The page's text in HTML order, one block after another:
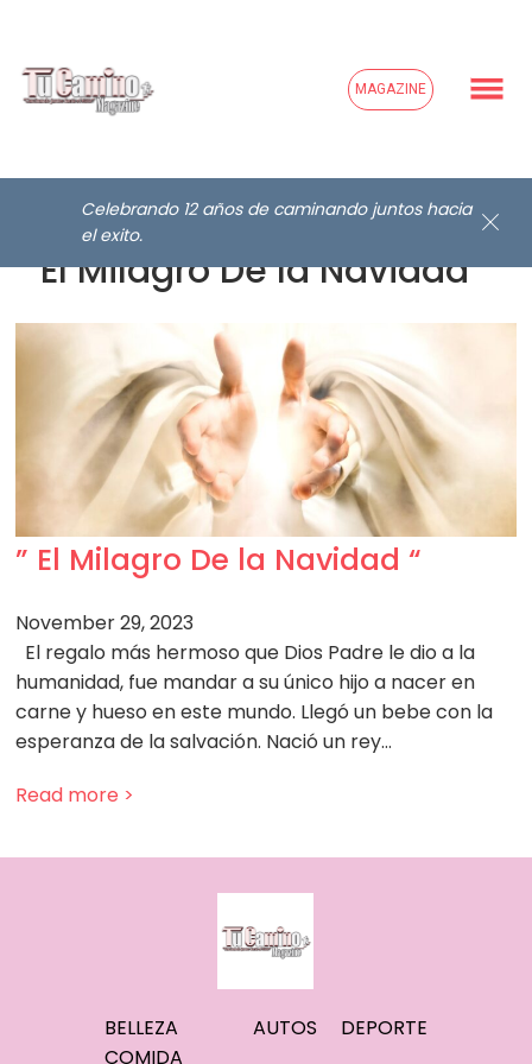
MAGAZINE
Celebrando 12 años de caminando juntos hacia
el exito.
” El Milagro De la Navidad “
” El Milagro De la Navidad “
November 29, 2023
El regalo más hermoso que Dios Padre le dio a la
humanidad, fue mandar a su único hijo a nacer en
carne y hueso en este mundo. Llegó un bebe con la
esperanza de la salvación. Nació un rey…
Read more >
BELLEZA
COMIDA
AUTOS DEPORTE